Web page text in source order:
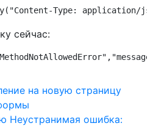
Type: application/
сейчас:
на новую страницу
Неустранимая ошибка: